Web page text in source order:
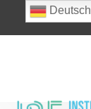
Deutsch